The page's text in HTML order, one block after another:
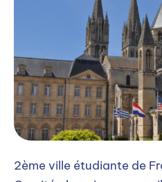
2ème ville étudiante de